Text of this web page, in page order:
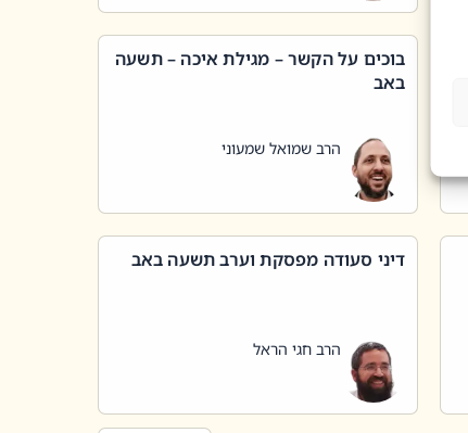
בוכים על הקשר – מגילת איכה – תשעה
באב
הרב שמואל שמעוני
דיני סעודה מפסקת וערב תשעה באב
הרב חגי הראל